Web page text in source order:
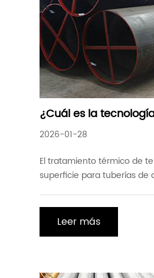
¿Cuál es la
para tubos de acero
2026-01-28
El tratamiento térmico de
superficie para tuberías de
inducción o calentamiento
técnicos principales son
Leer más